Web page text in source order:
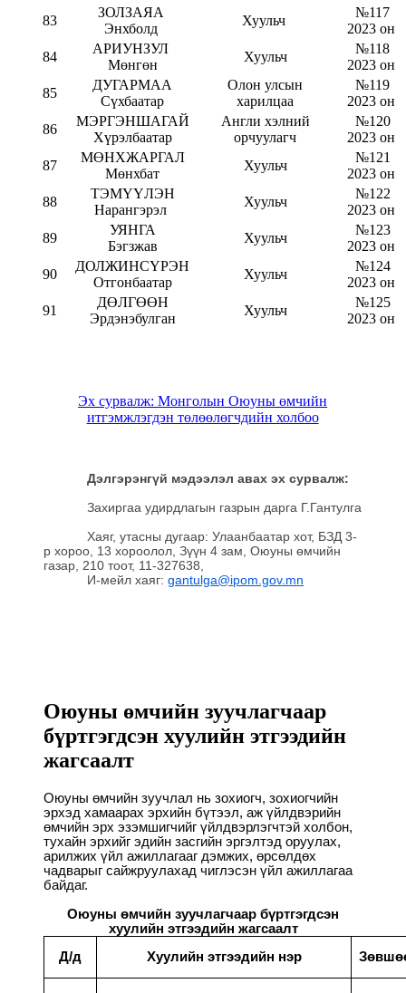
83
ЗОЛЗАЯА
Энхболд
Хуульч
№117
2023 он
84
АРИУНЗУЛ
Мөнгөн
Хуульч
№118
2023 он
85
ДУГАРМАА
Сүхбаатар
Олон улсын
харилцаа
№119
2023 он
86
МЭРГЭНШАГАЙ
Хүрэлбаатар
Англи хэлний
орчуулагч
№120
2023 он
87
МӨНХЖАРГАЛ
Мөнхбат
Хуульч
№121
2023 он
88
ТЭМҮҮЛЭН
Нарангэрэл
Хуульч
№122
2023 он
89
УЯНГА
Бэгзжав
Хуульч
№123
2023 он
90
ДОЛЖИНСҮРЭН
Отгонбаатар
Хуульч
№124
2023 он
91
ДӨЛГӨӨН
Эрдэнэбулган
Хуульч
№125
2023 он
Эх сурвалж: Монголын Оюуны өмчийн
итгэмжлэгдэн төлөөлөгчдийн холбоо
Дэлгэрэнгүй мэдээлэл авах эх сурвалж:
Захиргаа удирдлагын газрын дарга Г.Гантулга
Хаяг, утасны дугаар: Улаанбаатар хот, БЗД 3-
р хороо, 13 хороолол, Зүүн 4 зам, Оюуны өмчийн
газар, 210 тоот, 11-327638,
И-мейл хаяг: gantulga@ipom.gov.mn
Оюуны өмчийн зуучлагчаар
бүртгэгдсэн хуулийн этгээдийн
жагсаалт
Оюуны өмчийн зуучлал нь зохиогч, зохиогчийн
эрхэд хамаарах эрхийн бүтээл, аж үйлдвэрийн
өмчийн эрх эзэмшигчийг үйлдвэрлэгчтэй холбон,
тухайн эрхийг эдийн засгийн эргэлтэд оруулах,
арилжих үйл ажиллагааг дэмжих, өрсөлдөх
чадварыг сайжруулахад чиглэсэн үйл ажиллагаа
байдаг.
Оюуны өмчийн зуучлагчаар бүртгэгдсэн
хуулийн этгээдийн жагсаалт
Д/д Хуулийн этгээдийн нэр